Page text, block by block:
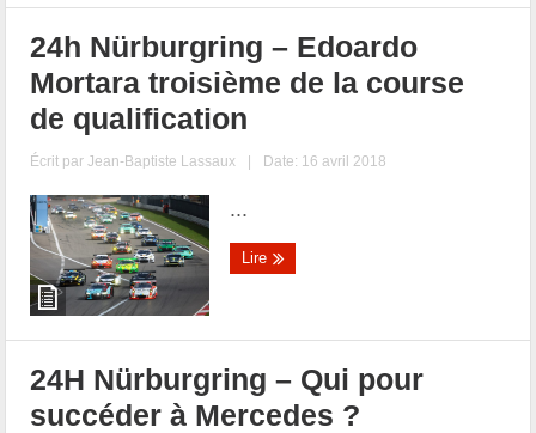
24h Nürburgring – Edoardo
Mortara troisième de la course
de qualification
Écrit parJean-Baptiste Lassaux | Date: 16 avril 2018
...
Lire
24H Nürburgring – Qui pour
succéder à Mercedes ?